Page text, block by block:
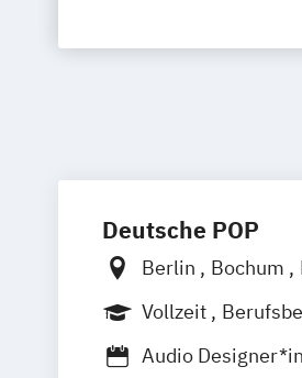
Deutsche POP
Berlin Bochum
Hamburg
Nürnberg
Vollzeit
Audio Designer*in